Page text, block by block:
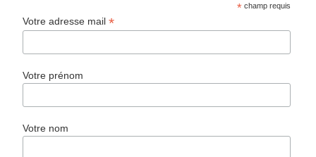
* champ requis
Votre adresse mail*
Votre prénom
Votre nom